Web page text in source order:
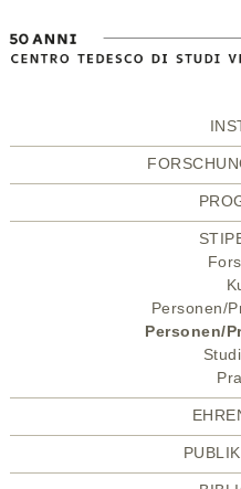
Personen/
Personen/